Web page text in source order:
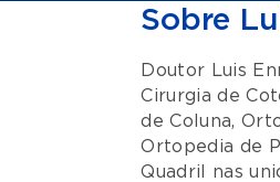
Sobre
Doutor Luis
Cirurgia de
de Coluna,
Ortopedia de
Quadril
nas